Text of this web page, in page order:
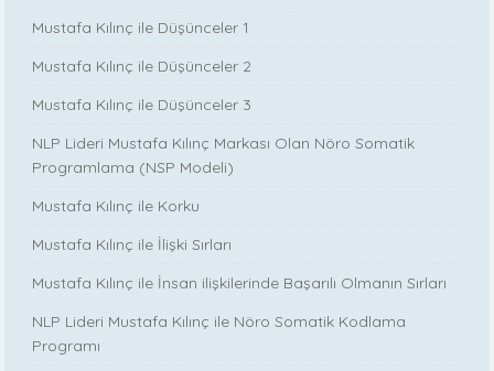
Mustafa Kılınç ile Düşünceler 1
Mustafa Kılınç ile Düşünceler 2
Mustafa Kılınç ile Düşünceler 3
NLP Lideri Mustafa Kılınç Markası Olan Nöro Somatik
Programlama (NSP Modeli)
Mustafa Kılınç ile Korku
Mustafa Kılınç ile İlişki Sırları
Mustafa Kılınç ile İnsan ilişkilerinde Başarılı Olmanın Sırları
NLP Lideri Mustafa Kılınç ile Nöro Somatik Kodlama
Programı